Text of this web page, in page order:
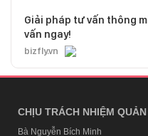
Giải pháp tư vấn thông
vấn ngay!
bizfly.vn
CHỊU TRÁCH NHIỆM
Bà Nguyễn Bích Minh